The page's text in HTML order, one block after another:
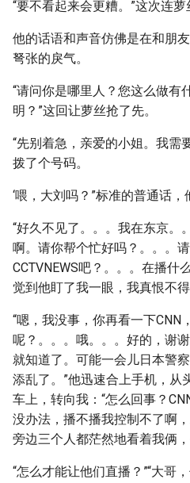
“要不看起来会更糟。”这次连萝
他的话语和声音仿佛是在和朋
弩张的戾气。
“请问你是哪里人？您这么做有
明？”这回让萝丝抢了先。
“先别着急，亲爱的小姐。我需
拨了个号码。
‘喂，大刘吗？”标准的普通话，
“好久不见了。。。我在东京。
啊。请你帮个忙好吗？。。。
CCTVNEWS吧？。。。在播什
觉到他盯了我一眼，我真恨不得
“嗯，我没事，你再看一下CNN
呢？。。。哦。。。好的，谢
就知道了。可能一会儿日本警
添乱了。”他迅速合上手机，从
车上，转向我：“怎么回事？
没办法，播不播我控制不了啊
旁边三个人都茫然地看着我俩，
“怎么才能让他们直播？”“大哥